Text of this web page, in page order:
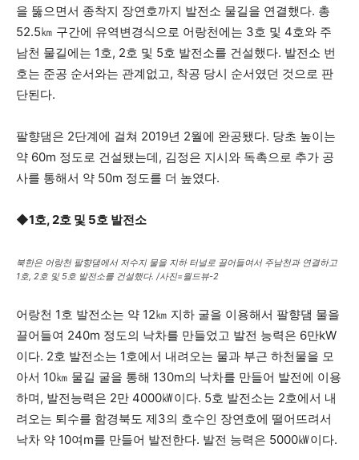
을 뚫으면서 종착지 장연호까지 발전소 물길을 연결했다. 총
52.5㎞ 구간에 유역변경식으로 어랑천에는 3호 및 4호와 주
남천 물길에는 1호, 2호 및 5호 발전소를 건설했다. 발전소 번
호는 준공 순서와는 관계없고, 착공 당시 순서였던 것으로 판
단된다.
팔향댐은 2단계에 걸쳐 2019년 2월에 완공됐다. 당초 높이는
약 60m 정도로 건설됐는데, 김정은 지시와 독촉으로 추가 공
사를 통해서 약 50m 정도를 더 높였다.
◆1호, 2호 및 5호 발전소
북한은 어랑천 팔향댐에서 저수지 물을 지하 터널로 끌어들여서 주남천과 연결하고
1호, 2호 및 5호 발전소를 건설했다. /사진=월드뷰-2
어랑천 1호 발전소는 약 12㎞ 지하 굴을 이용해서 팔향댐 물을
끌어들여 240m 정도의 낙차를 만들었고 발전 능력은 6만kW
이다. 2호 발전소는 1호에서 내려오는 물과 부근 하천물을 모
아서 10㎞ 물길 굴을 통해 130m의 낙차를 만들어 발전에 이용
하며, 발전능력은 2만 4000㎾이다. 5호 발전소는 2호에서 내
려오는 퇴수를 함경북도 제3의 호수인 장연호에 떨어뜨려서
낙차 약 10여m를 만들어 발전한다. 발전 능력은 5000㎾이다.